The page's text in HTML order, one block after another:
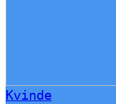
Kvinde